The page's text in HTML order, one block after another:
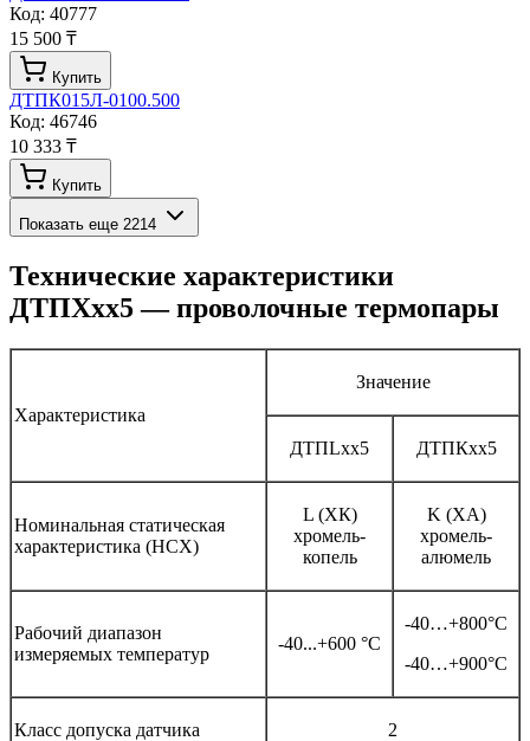
Код: 40777
15 500 ₸
Купить
ДТПК015Л-0100.500
Код: 46746
10 333 ₸
Купить
Показать еще 2214
Технические характеристики
ДТПХхх5 — проволочные термопары
Характеристика
Значение
ДТПLхх5 ДТПКхх5
Номинальная статическая
характеристика (НСХ)
L (ХК)
хромель-
копель
K (ХА)
хромель-
алюмель
Рабочий диапазон
измеряемых температур
-40...+600 °С
-40…+800°С
-40…+900°С
Класс допуска датчика 2